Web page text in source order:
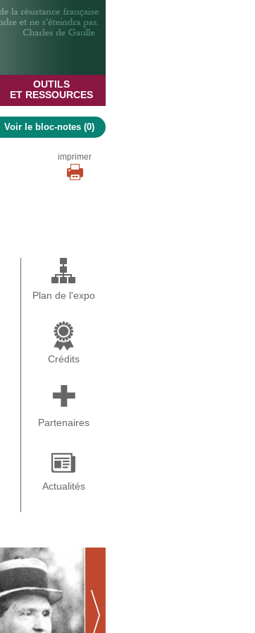
OUTILS
ET RESSOURCES
Voir le bloc-notes (0)
imprimer
Plan de l'expo
Crédits
Partenaires
Actualités